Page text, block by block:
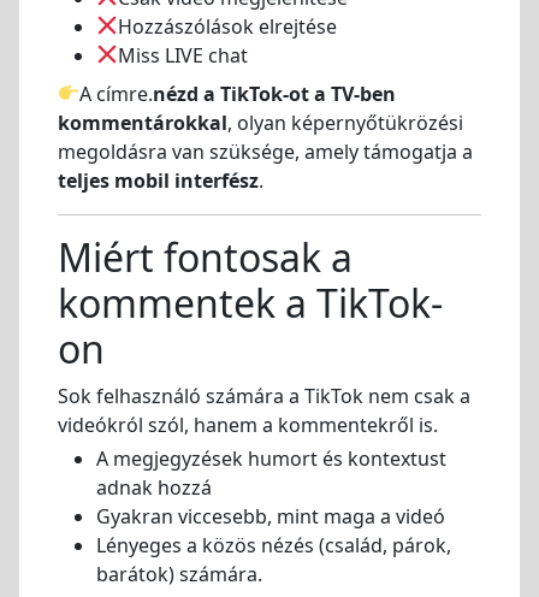
Hozzászólások elrejtése
Miss LIVE chat
A címre.nézd a TikTok-ot a TV-ben
kommentárokkal, olyan képernyőtükrözési
megoldásra van szüksége, amely támogatja a
teljes mobil interfész.
Miért fontosak a
kommentek a TikTok-
on
Sok felhasználó számára a TikTok nem csak a
videókról szól, hanem a kommentekről is.
A megjegyzések humort és kontextust
adnak hozzá
Gyakran viccesebb, mint maga a videó
Lényeges a közös nézés (család, párok,
barátok) számára.